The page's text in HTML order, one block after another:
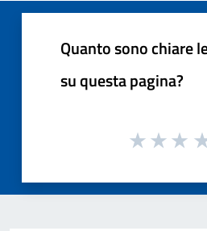
Quanto sono chiare
su questa pagina?